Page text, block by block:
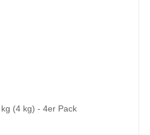
(4 kg) - 4er Pack